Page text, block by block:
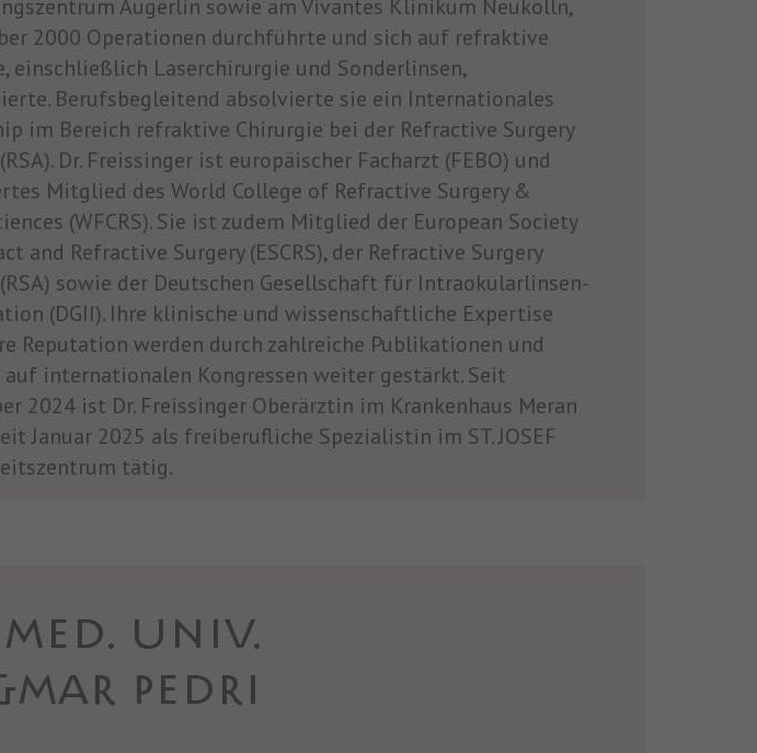
Augerlin sowie am Vivantes Klinikum Neukölln,
2000 Operationen durchführte und sich auf refraktive
einschließlich Laserchirurgie und Sonderlinsen,
Berufsbegleitend absolvierte sie ein Internationales
im Bereich refraktive Chirurgie bei der Refractive Surgery
Dr. Freissinger ist europäischer Facharzt (FEBO) und
Mitglied des World College of Refractive Surgery &
(WFCRS). Sie ist zudem Mitglied der European Society
and Refractive Surgery (ESCRS), der Refractive Surgery
sowie der Deutschen Gesellschaft für Intraokularlinsen-
(DGII). Ihre klinische und wissenschaftliche Expertise
Reputation werden durch zahlreiche Publikationen und
auf internationalen Kongressen weiter gestärkt. Seit
2024 ist Dr. Freissinger Oberärztin im Krankenhaus Meran
Januar 2025 als freiberufliche Spezialistin im ST. JOSEF
tätig.
MED. UNIV.
PEDRI